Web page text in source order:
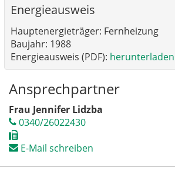
Energieausweis
Hauptenergieträger: Fernheizung
Baujahr: 1988
Energieausweis (PDF): herunterladen
Ansprechpartner
Frau Jennifer Lidzba
0340/26022430
E-Mail schreiben